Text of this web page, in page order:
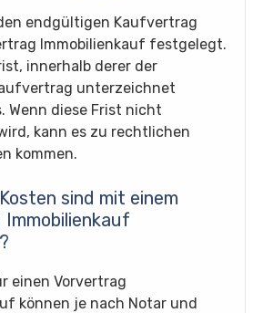
endgültigen Kaufvertrag
Immobilienkauf festgelegt.
innerhalb derer der
unterzeichnet
Wenn diese Frist nicht
kann es zu rechtlichen
kommen.
sind mit einem
einen Vorvertrag
können je nach Notar und